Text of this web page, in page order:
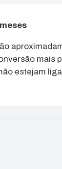
mais
estejam